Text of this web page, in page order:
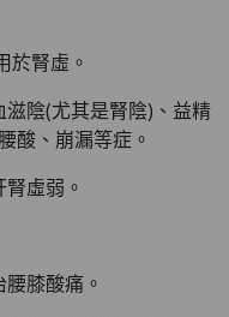
於腎虛。
陰(尤其是腎陰)、益精
酸、崩漏等症。
虛弱。
膝酸痛。